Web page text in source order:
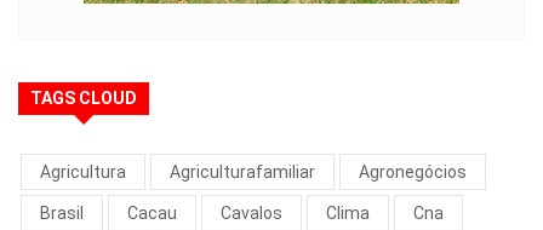
TAGS CLOUD
Agricultura Agriculturafamiliar Agronegócios
Brasil Cacau Cavalos Clima Cna